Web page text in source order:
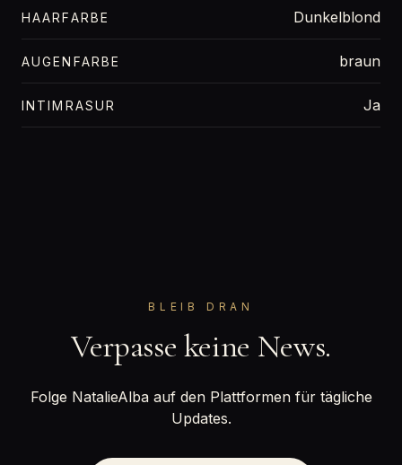
HAARFARBE Dunkelblond
AUGENFARBE braun
INTIMRASUR Ja
BLEIB DRAN
Verpasse keine News.
Folge NatalieAlba auf den Plattformen für tägliche
Updates.